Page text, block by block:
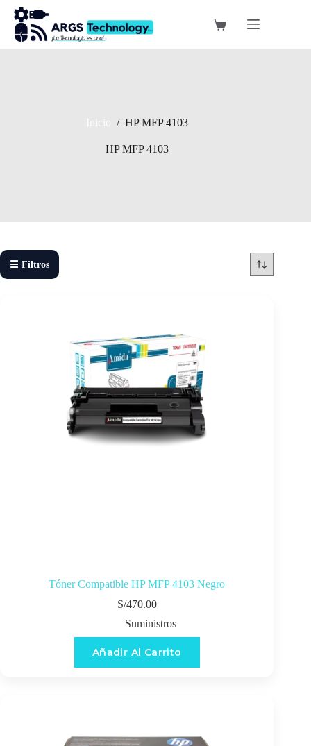
Saltar
contenido
Carro
/ HP MFP 4103
HP MFP 4103
☰ Filtros
Tóner Compatible HP MFP 4103 Negro
S/470.00
Suministros
Añadir Al Carrito